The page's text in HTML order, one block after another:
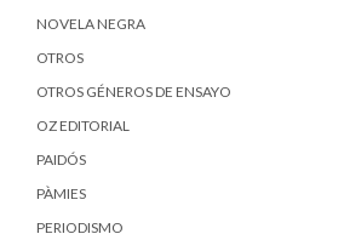
NOVELA NEGRA
OTROS
OTROS GÉNEROS DE ENSAYO
OZ EDITORIAL
PAIDÓS
PÀMIES
PERIODISMO